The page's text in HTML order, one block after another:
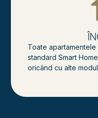
Toate
standard Smart
oricând cu alte